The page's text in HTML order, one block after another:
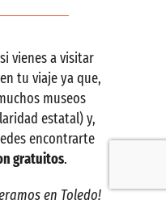
vienes a visitar
tu viaje ya que,
museos
estatal) y,
encontrarte
gratuitos.
en Toledo!